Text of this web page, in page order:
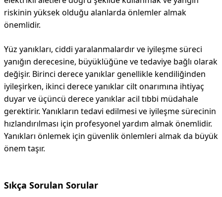
riskinin yüksek olduğu alanlarda önlemler almak
önemlidir.
Yüz yanıkları, ciddi yaralanmalardır ve iyileşme süreci
yanığın derecesine, büyüklüğüne ve tedaviye bağlı olarak
değişir. Birinci derece yanıklar genellikle kendiliğinden
iyileşirken, ikinci derece yanıklar cilt onarımına ihtiyaç
duyar ve üçüncü derece yanıklar acil tıbbi müdahale
gerektirir. Yanıkların tedavi edilmesi ve iyileşme sürecinin
hızlandırılması için profesyonel yardım almak önemlidir.
Yanıkları önlemek için güvenlik önlemleri almak da büyük
önem taşır.
Sıkça Sorulan Sorular